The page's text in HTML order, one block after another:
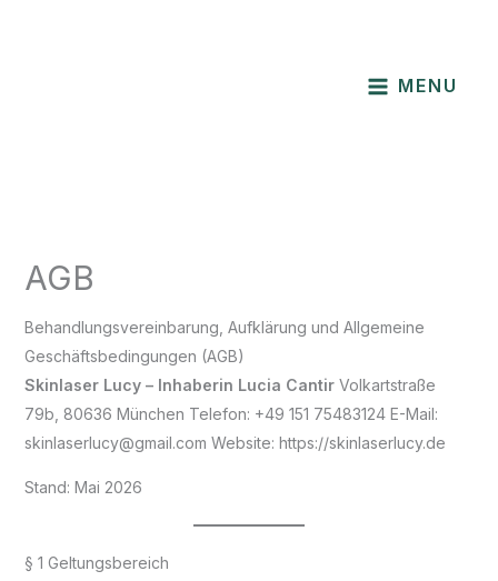
MENU
AGB
Behandlungsvereinbarung, Aufklärung und Allgemeine
Geschäftsbedingungen (AGB)
Skinlaser Lucy – Inhaberin Lucia CantirVolkartstraße
79b, 80636 München Telefon: +49 151 75483124 E-Mail:
skinlaserlucy@gmail.com Website: https://skinlaserlucy.de
Stand: Mai 2026
§ 1 Geltungsbereich